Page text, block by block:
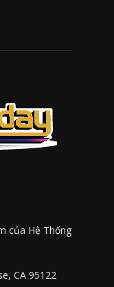
của Hệ Thống
CA 95122